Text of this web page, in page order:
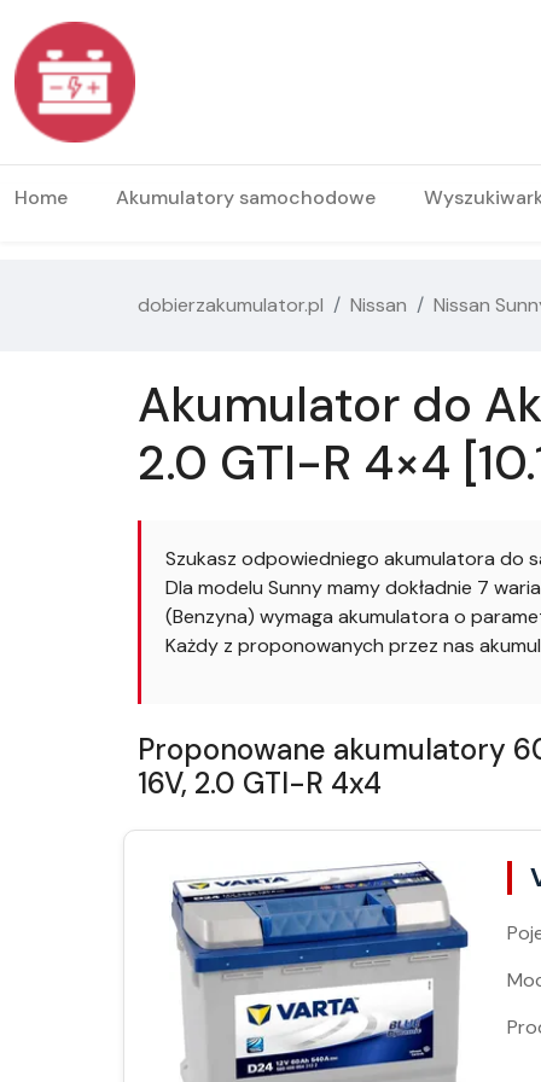
Home Akumulatory samochodowe
dobierzakumulator.pl Nissan Nissan
Akumulator do
2.0 GTI-R 4×4
Szukasz odpowiedniego akumulatora do
Dla modelu Sunny mamy dokładnie 7
(Benzyna) wymaga akumulatora o
Każdy z proponowanych przez nas
Proponowane akumulatory
16V, 2.0 GTI-R 4x4